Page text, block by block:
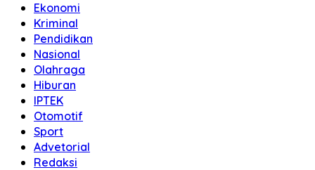
Ekonomi
Kriminal
Pendidikan
Nasional
Olahraga
Hiburan
IPTEK
Otomotif
Sport
Advetorial
Redaksi